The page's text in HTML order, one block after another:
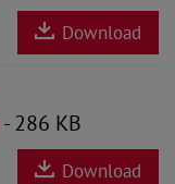
Download
- 286 KB
Download